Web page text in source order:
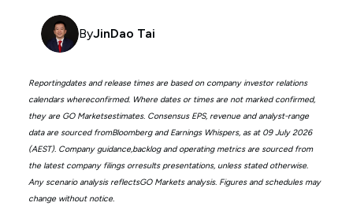
ByJinDao Tai
Reportingdates and release times are based on company investor relations
calendars whereconfirmed. Where dates or times are not marked confirmed,
they are GO Marketsestimates. Consensus EPS, revenue and analyst-range
data are sourced fromBloomberg and Earnings Whispers, as at 09 July 2026
(AEST). Company guidance,backlog and operating metrics are sourced from
the latest company filings orresults presentations, unless stated otherwise.
Any scenario analysis reflectsGO Markets analysis. Figures and schedules may
change without notice.